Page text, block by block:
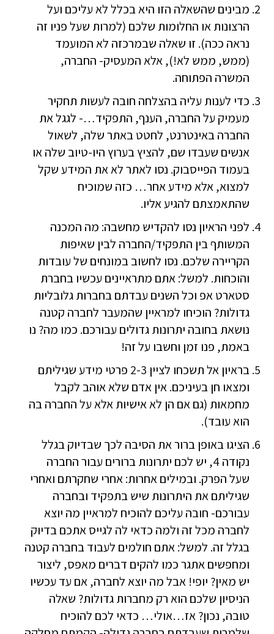
מבינים שהשאלה הזו היא בכלל לא עליכם ועל
הרצונות או החלומות שלכם (למרות שעל פניו זה
נראה ככה). זו שאלה שבמרכזה לא המועמד
(ממש, ממש לא!), אלא המעסיק- החברה,
המשרה הפתוחה.
כדי לענות עליה בהצלחה חובה לעשות תחקיר
מעמיק על החברה, הענף, התפקיד…- לגגל את
החברה באינטרנט, לחטט באתר שלה, לשאול
אנשים שעבדו שם, להציץ בערוץ היו-טיוב שלה או
בעמוד הפייסבוק. נסו לאתר לא את המידע שקל
למצוא, אלא מידע אחר… כזה שמוכיח
שהתאמצתם להגיע אליו.
לפני הראיון נסו להקדיש מחשבה: מה המכנה
המשותף בין התפקיד/החברה לבין שאיפות
הקריירה שלכם. נסו לחשוב במונחים של עובדות
והוכחות. למשל: אתם מתראיינים עכשיו בחברת
סטארט אפ וכל השנים עבדתם בחברות גלובליות
גדולות? הוכיחו למראיין שהמעבר לחברה קטנה
נושאת בחובה יתרונות גדולים עבורכם. כמו מה? נו
באמת, פנו זמן וחשבו על זה!
בראיון אל תשכחו לציין 2-3 פרטי מידע שגיליתם
ומצאו חן בעיניכם. אין אדם שלא אוהב לקבל
מחמאות (גם אם הן לא אישיות אלא על החברה בה
הוא עובד).
הציגו באופן ברור את הסיבה לכך שבדיוק בגלל
נקודה 4, יש לכם יתרונות ברורים עבור החברה
שעל הפרק. ובמילים אחרות: אחרי שחקרתם ואחרי
שגיליתם את היתרונות שיש בתפקיד ובחברה
עבורכם- חובה עליכם להוכיח למראיין מה יוצא
לחברה מכל זה ולמה כדאי לה לגייס אתכם בדיוק
בגלל זה. למשל: אתם חולמים לעבוד בחברה קטנה
ומחפשים אתגר כמו להקים דברים מאפס, ליצור
יש מאין? יופי! אבל מה יוצא לחברה, אם עד עכשיו
הניסיון שלכם הוא רק מחברות גדולות? שאלה
טובה, נכון? אז…אולי… כדאי לכם להוכיח